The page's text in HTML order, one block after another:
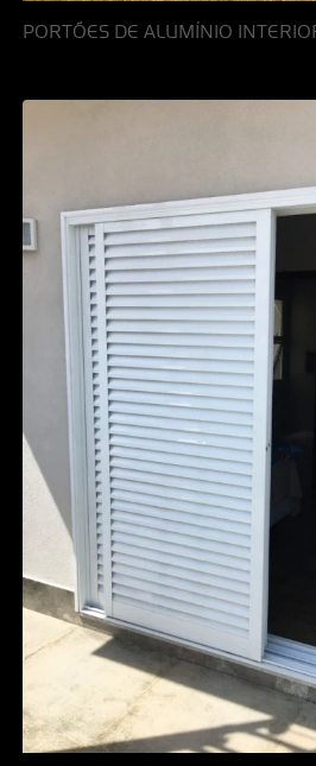
PORTÕES DE ALUMÍNIO